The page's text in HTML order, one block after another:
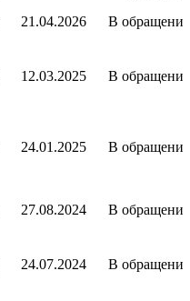
21.04.2026
В
24.01.2025 В
27.08.2024 В